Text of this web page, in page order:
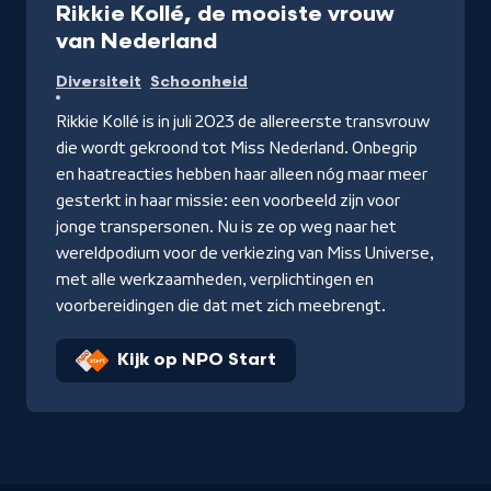
Rikkie Kollé, de mooiste vrouw
van Nederland
Diversiteit Schoonheid
Rikkie Kollé is in juli 2023 de allereerste transvrouw
die wordt gekroond tot Miss Nederland. Onbegrip
en haatreacties hebben haar alleen nóg maar meer
gesterkt in haar missie: een voorbeeld zijn voor
jonge transpersonen. Nu is ze op weg naar het
wereldpodium voor de verkiezing van Miss Universe,
met alle werkzaamheden, verplichtingen en
voorbereidingen die dat met zich meebrengt.
Kijk op NPO Start